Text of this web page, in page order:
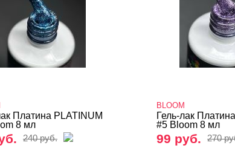
Платина PLATINUM
8 мл
240 руб.
BLOOM
Гель-лак
#5 Bloom 8 мл
99 руб. 270